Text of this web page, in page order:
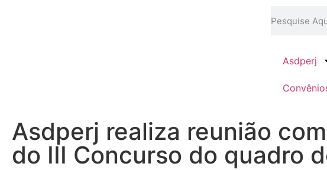
Asdperj
Asdperj realiza reunião
do III Concurso do quadro